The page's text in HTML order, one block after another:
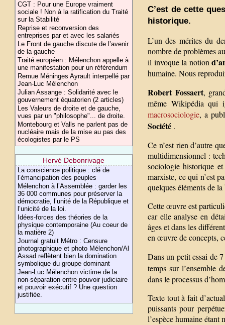
CGT : Pour une Europe vraiment
sociale ! Non à la ratification du Traité
sur la Stabilité
Reprise et reconversion des
entreprises par et avec les salariés
Le Front de gauche discute de l’avenir
de la gauche
Traité européen : Mélenchon appelle à
une manifestation pour un référendum
Remue Méninges Ayrault interpellé par
Jean-Luc Mélenchon
Julian Assange : Solidarité avec le
gouvernement équatorien (2 articles)
Les Valeurs de droite et de gauche,
vues par un "philosophe"... de droite.
Montebourg et Valls ne parlent pas de
nucléaire mais de la mise au pas des
écologistes par le PS
Hervé Debonrivage
La conscience politique : clé de
l’émancipation des peuples
Mélenchon à l’Assemblée : garder les
36 000 communes pour préserver la
démocratie, l’unité de la République et
l’unicité de la loi.
Idées-forces des théories de la
physique contemporaine (Au coeur de
la matière 2)
Journal gratuit Métro : Censure
photographique et photo Mélenchon/Al
Assad reflètent bien la domination
symbolique du groupe dominant
Jean-Luc Mélenchon victime de la
non-séparation entre pouvoir judiciaire
et pouvoir exécutif ? Une question
justifiée.
C’est de cette
historique.
L’un des mérites du
nombre de problèmes
il invoque la notion
humaine. Nous
Robert Fossaert,
même Wikipédia qui
macrosociologie, a
Société .
Ce n’est rien d’autre
multidimensionnel :
sociologie historique
marxiste, ce qui n’est
quelques éléments de
Cette œuvre est
car elle analyse en
âges et dans les
en œuvre de concepts,
Dans un petit essai de
temps sur l’ensemble
dans le processus
Texte tout à fait
puissants pour
l’espèce humaine étant